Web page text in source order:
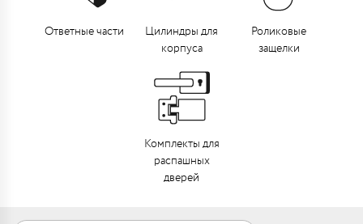
Ответные части
Цилиндры для
корпуса
Роликовые
защелки
Комплекты для
распашных
дверей